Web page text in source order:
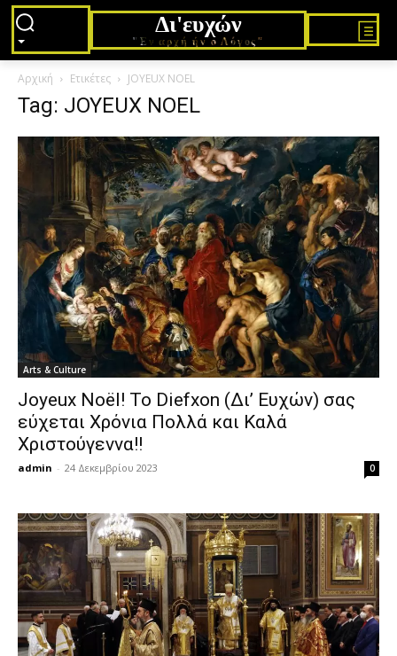
Δι'ευχών
"Εν αρχή ήν ο Λόγος"
Αρχική Ετικέτες JOYEUX NOEL
Tag: JOYEUX NOEL
Arts & Culture
Joyeux Noël! Το Diefxon (Δι’ Ευχών) σας
εύχεται Χρόνια Πολλά και Καλά
Χριστούγεννα!!
admin - 24 Δεκεμβρίου 2023 0